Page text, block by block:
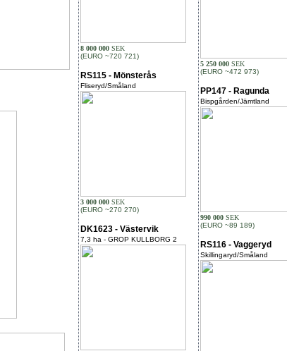
8 000 000SEK
(EURO ~720 721)
RS115 - Mönsterås
Fliseryd/Småland
3 000 000SEK
(EURO ~270 270)
DK1623 - Västervik
7,3 ha - GROP KULLBORG 2
5 250 000SEK
(EURO ~472 973)
PP147 - Ragunda
Bispgården/Jämtland
990 000SEK
(EURO ~89 189)
RS116 - Vaggeryd
Skillingaryd/Småland